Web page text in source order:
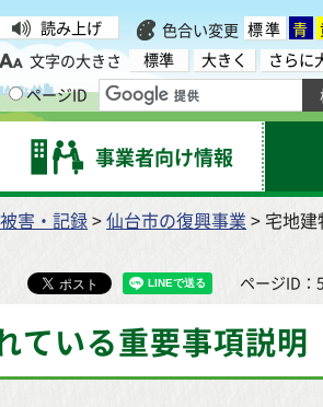
読み上げ 色合い変更 標準 青
文字の大きさ
標準 大きく
さらに
ページID
事業者向け情報
害・記録>仙台市の復興事業 > 宅地
ページID：
ている重要事項説明